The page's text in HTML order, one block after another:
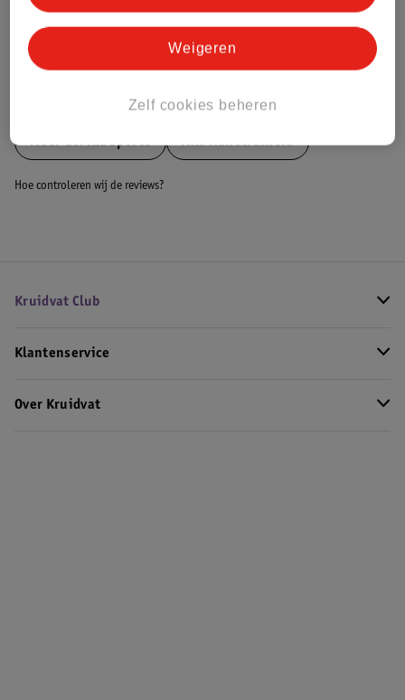
Bestel & Bezorginformatie
MeerGorilla Sports Alle Handtrainers
Hoe controleren wij de reviews?
Kruidvat Club
Klantenservice
Over Kruidvat
Zelf cookies beheren
Weigeren